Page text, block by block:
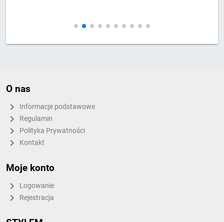
O nas
Informacje podstawowe
Regulamin
Polityka Prywatności
Kontakt
Moje konto
Logowanie
Rejestracja